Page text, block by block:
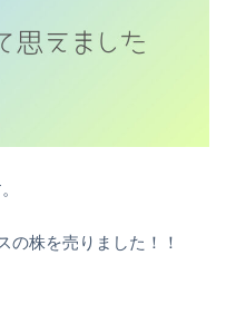
の株を売りました！！